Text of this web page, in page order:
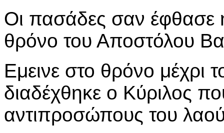
Οι πασάδες σαν
θρόνο του Αποστόλου
Εμεινε στο θρόνο μέχρι
διαδέχθηκε ο Κύριλος
αντιπροσώπους του